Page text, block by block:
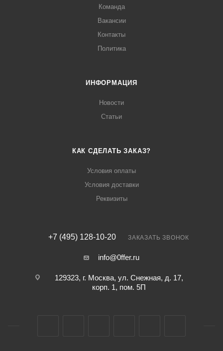
Команда
Вакансии
Контакты
Политика
ИНФОРМАЦИЯ
Новости
Статьи
КАК СДЕЛАТЬ ЗАКАЗ?
Условия оплаты
Условия доставки
Реквизиты
+7 (495) 128-10-20 ЗАКАЗАТЬ ЗВОНОК
info@0ffer.ru
129323, г. Москва, ул. Снежная, д. 17,
корп. 1, пом. 5П